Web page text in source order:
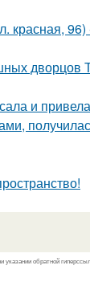
96)
дворцов
и
указании обратной